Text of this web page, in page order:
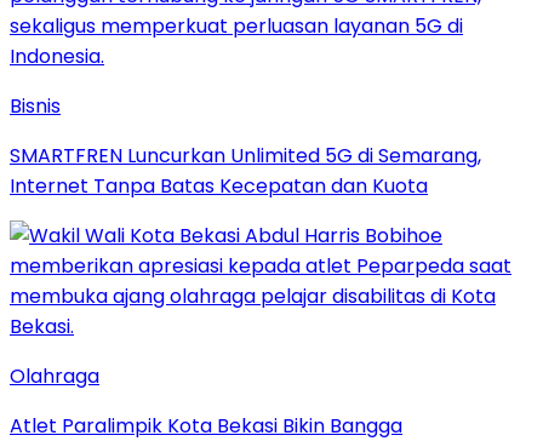
Bisnis
SMARTFREN Luncurkan Unlimited 5G di Semarang,
Internet Tanpa Batas Kecepatan dan Kuota
Olahraga
Atlet Paralimpik Kota Bekasi Bikin Bangga